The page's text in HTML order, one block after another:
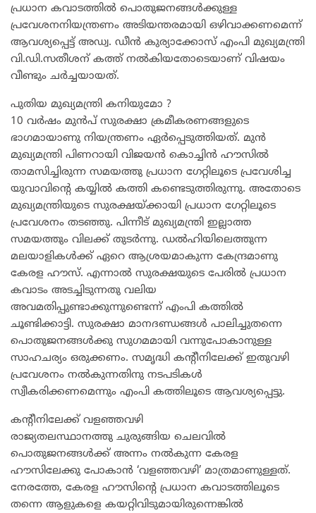
പ്രധാന കവാടത്തിൽ പൊതുജനങ്ങൾക്കുള്ള
പ്രവേശനനിയന്ത്രണം അടിയന്തരമായി ഒഴിവാക്കണമെന്ന്
ആവശ്യപ്പെട്ട് അഡ്വ. ഡീൻ കുര്യാക്കോസ് എംപി മുഖ്യമന്ത്രി
വി.ഡി.സതീശന് കത്ത് നൽകിയതോടെയാണ് വിഷയം
വീണ്ടും ചർച്ചയായത്.
പുതിയ മുഖ്യമന്ത്രി കനിയുമോ ?
10 വർഷം മുൻപ് സുരക്ഷാ ക്രമീകരണങ്ങളുടെ
ഭാഗമായാണു നിയന്ത്രണം ഏർപ്പെടുത്തിയത്. മുൻ
മുഖ്യമന്ത്രി പിണറായി വിജയൻ കൊച്ചിൻ ഹൗസിൽ
താമസിച്ചിരുന്ന സമയത്തു പ്രധാന ഗേറ്റിലൂടെ പ്രവേശിച്ച
യുവാവിന്റെ കയ്യിൽ കത്തി കണ്ടെടുത്തിരുന്നു. അതോടെ
മുഖ്യമന്ത്രിയുടെ സുരക്ഷയ്ക്കായി പ്രധാന ഗേറ്റിലൂടെ
പ്രവേശനം തടഞ്ഞു. പിന്നീട് മുഖ്യമന്ത്രി ഇല്ലാത്ത
സമയത്തും വിലക്ക് തുടർന്നു. ഡൽഹിയിലെത്തുന്ന
മലയാളികൾക്ക് ഏറെ ആശ്രയമാകുന്ന കേന്ദ്രമാണു
കേരള ഹൗസ്. എന്നാൽ സുരക്ഷയുടെ പേരിൽ പ്രധാന
കവാടം അടച്ചിടുന്നതു വലിയ
അവമതിപ്പുണ്ടാക്കുന്നുണ്ടെന്ന് എംപി കത്തിൽ
ചൂണ്ടിക്കാട്ടി. സുരക്ഷാ മാനദണ്ഡങ്ങൾ പാലിച്ചുതന്നെ
പൊതുജനങ്ങൾക്കു സുഗമമായി വന്നുപോകാനുള്ള
സാഹചര്യം ഒരുക്കണം. സമൃദ്ധി കന്റീനിലേക്ക് ഇതുവഴി
പ്രവേശനം നൽകുന്നതിനു നടപടികൾ
സ്വീകരിക്കണമെന്നും എംപി കത്തിലൂടെ ആവശ്യപ്പെട്ടു.
കന്റീനിലേക്ക് വളഞ്ഞവഴി
രാജ്യതലസ്ഥാനത്തു ചുരുങ്ങിയ ചെലവിൽ
പൊതുജനങ്ങൾക്ക് അന്നം നൽകുന്ന കേരള
ഹൗസിലേക്കു പോകാൻ ‘വളഞ്ഞവഴി’ മാത്രമാണുള്ളത്.
നേരത്തേ, കേരള ഹൗസിന്റെ പ്രധാന കവാടത്തിലൂടെ
തന്നെ ആളുകളെ കയറ്റിവിടുമായിരുന്നെങ്കിൽ